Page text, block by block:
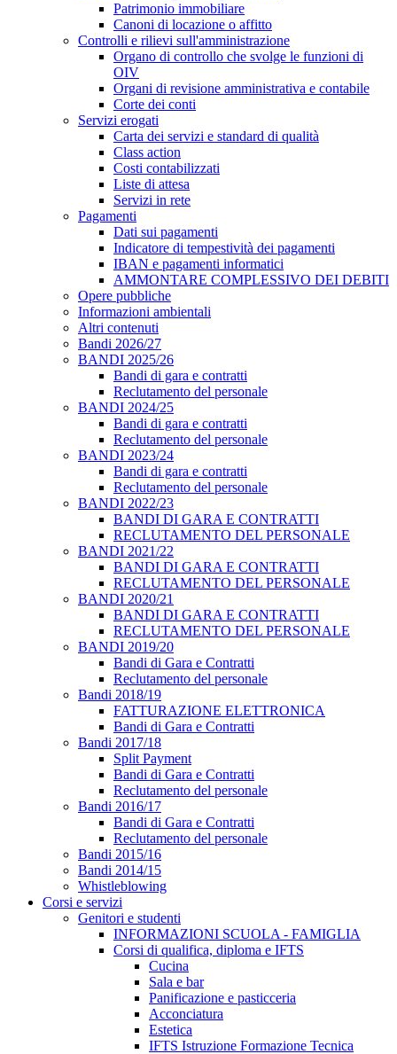
Patrimonio immobiliare
Canoni di locazione o affitto
Controlli e rilievi sull'amministrazione
Organo di controllo che svolge le funzioni di
OIV
Organi di revisione amministrativa e contabile
Corte dei conti
Servizi erogati
Carta dei servizi e standard di qualità
Class action
Costi contabilizzati
Liste di attesa
Servizi in rete
Pagamenti
Dati sui pagamenti
Indicatore di tempestività dei pagamenti
IBAN e pagamenti informatici
AMMONTARE COMPLESSIVO DEI DEBITI
Opere pubbliche
Informazioni ambientali
Altri contenuti
Bandi 2026/27
BANDI 2025/26
Bandi di gara e contratti
Reclutamento del personale
BANDI 2024/25
Bandi di gara e contratti
Reclutamento del personale
BANDI 2023/24
Bandi di gara e contratti
Reclutamento del personale
BANDI 2022/23
BANDI DI GARA E CONTRATTI
RECLUTAMENTO DEL PERSONALE
BANDI 2021/22
BANDI DI GARA E CONTRATTI
RECLUTAMENTO DEL PERSONALE
BANDI 2020/21
BANDI DI GARA E CONTRATTI
RECLUTAMENTO DEL PERSONALE
BANDI 2019/20
Bandi di Gara e Contratti
Reclutamento del personale
Bandi 2018/19
FATTURAZIONE ELETTRONICA
Bandi di Gara e Contratti
Bandi 2017/18
Split Payment
Bandi di Gara e Contratti
Reclutamento del personale
Bandi 2016/17
Bandi di Gara e Contratti
Reclutamento del personale
Bandi 2015/16
Bandi 2014/15
Whistleblowing
Corsi e servizi
Genitori e studenti
INFORMAZIONI SCUOLA - FAMIGLIA
Corsi di qualifica, diploma e IFTS
Cucina
Sala e bar
Panificazione e pasticceria
Acconciatura
Estetica
IFTS Istruzione Formazione Tecnica